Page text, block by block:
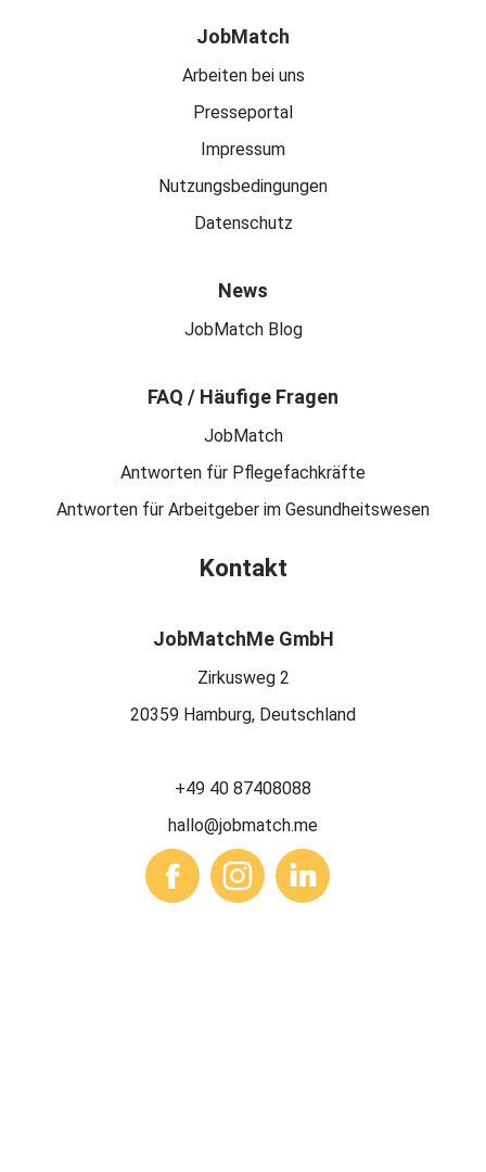
JobMatch
Arbeiten bei uns
Presseportal
Impressum
Nutzungsbedingungen
Datenschutz
News
JobMatch Blog
FAQ / Häufige Fragen
JobMatch
Antworten für Pflegefachkräfte
Antworten für Arbeitgeber im Gesundheitswesen
Kontakt
JobMatchMe GmbH
Zirkusweg 2
20359 Hamburg, Deutschland
+49 40 87408088
hallo@jobmatch.me